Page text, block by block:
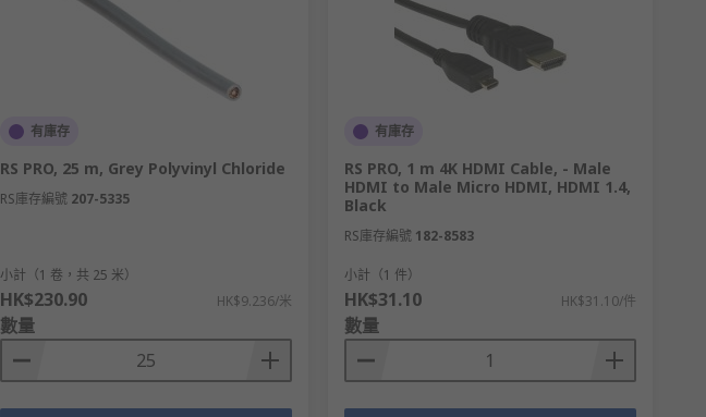
有庫存
RS PRO, 25 m, Grey Polyvinyl Chloride
RS庫存編號 207-5335
小計（1 卷，共 25 米）
HK$230.90 HK$9.236/米
數量
有庫存
RS PRO, 1 m 4K HDMI Cable, - Male
HDMI to Male Micro HDMI, HDMI 1.4,
Black
RS庫存編號 182-8583
小計（1 件）
HK$31.10 HK$31.10/件
數量